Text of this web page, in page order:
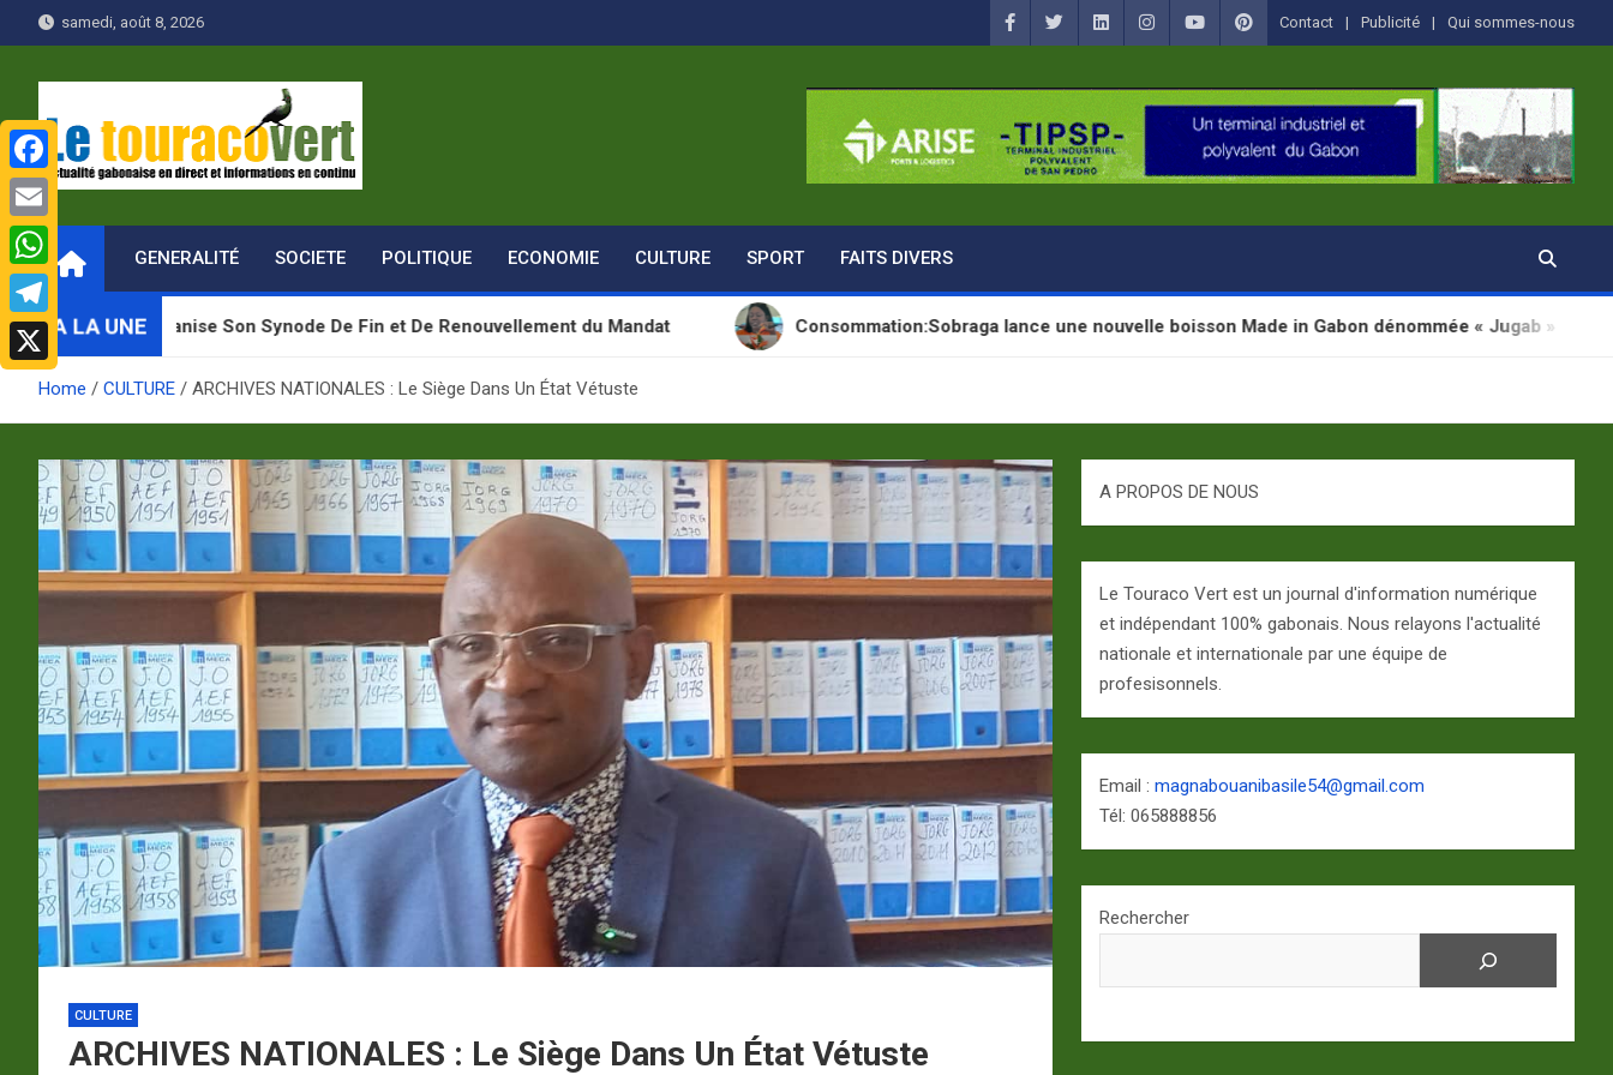
to
samedi, août 8, 2026 Contact Publicité Qui sommes-nous
Le Touraco vert
Actualité gabonaise en direct et Informations en continu
GENERALITÉ SOCIETE POLITIQUE ECONOMIE CULTURE SPORT FAITS DIVERS
A LA UNE
Organise Son Synode De Fin et De Renouvellement du Mandat Consommation:Sobraga lance une nouvelle boisson Made in Gabon dénommée « Jugab »
Home CULTURE ARCHIVES NATIONALES : Le Siège Dans Un État Vétuste
CULTURE
ARCHIVES NATIONALES : Le Siège Dans Un État Vétuste
A PROPOS DE NOUS
Le Touraco Vert est un journal d'information numérique
et indépendant 100% gabonais. Nous relayons l'actualité
nationale et internationale par une équipe de
profesisonnels.
Email :magnabouanibasile54@gmail.com
Tél: 065888856
Rechercher
F
a
c
b
o
E
m
a
W
h
a
T
e